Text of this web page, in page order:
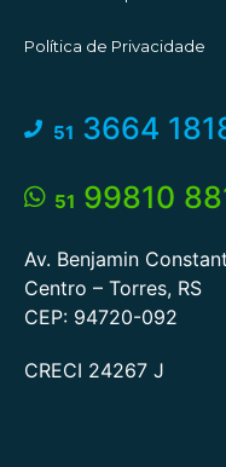
Política de Privacidade
51 3664
51 99810
Av. Benjamin
Centro – Torres, RS
CEP: 94720-092
CRECI 24267 J